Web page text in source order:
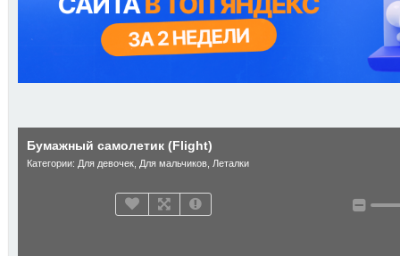
Бумажный самолетик (Flight)
Категории: Для девочек Для мальчиков Леталки